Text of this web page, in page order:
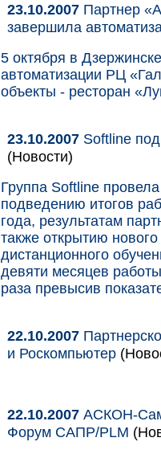
23.10.2007 Партнер
завершила
5 октября в
автоматизации РЦ
объекты - ресторан
23.10.2007 Softline
(Новости)
Группа Softline
подведению итогов
года, результатам
также открытию
дистанционного
девяти месяцев
раза превысив
22.10.2007
и Роскомпьютер
22.10.2007 АСКОН-
Форум САПР/PLM